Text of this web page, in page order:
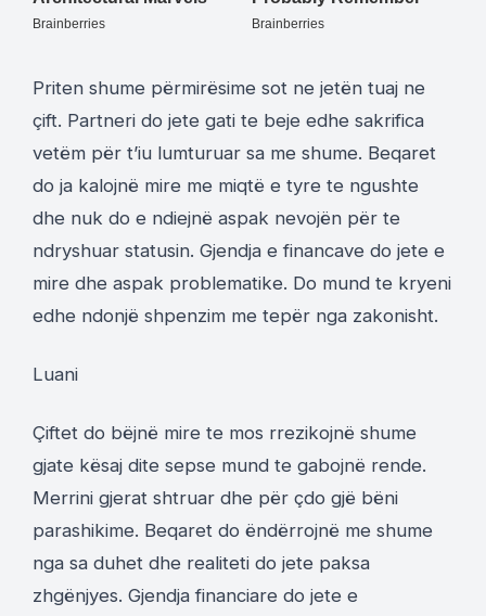
Priten shume përmirësime sot ne jetën tuaj ne
çift. Partneri do jete gati te beje edhe sakrifica
vetëm për t’iu lumturuar sa me shume. Beqaret
do ja kalojnë mire me miqtë e tyre te ngushte
dhe nuk do e ndiejnë aspak nevojën për te
ndryshuar statusin. Gjendja e financave do jete e
mire dhe aspak problematike. Do mund te kryeni
edhe ndonjë shpenzim me tepër nga zakonisht.
Luani
Çiftet do bëjnë mire te mos rrezikojnë shume
gjate kësaj dite sepse mund te gabojnë rende.
Merrini gjerat shtruar dhe për çdo gjë bëni
parashikime. Beqaret do ëndërrojnë me shume
nga sa duhet dhe realiteti do jete paksa
zhgënjyes. Gjendja financiare do jete e